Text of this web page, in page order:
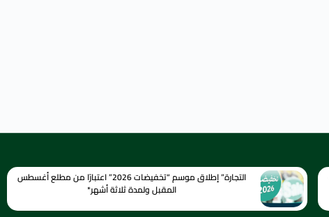
التجارة” إطلاق موسم “تخفيضات 2026” اعتبارًا من مطلع أغسطس
المقبل ولمدة ثلاثة أشهر*